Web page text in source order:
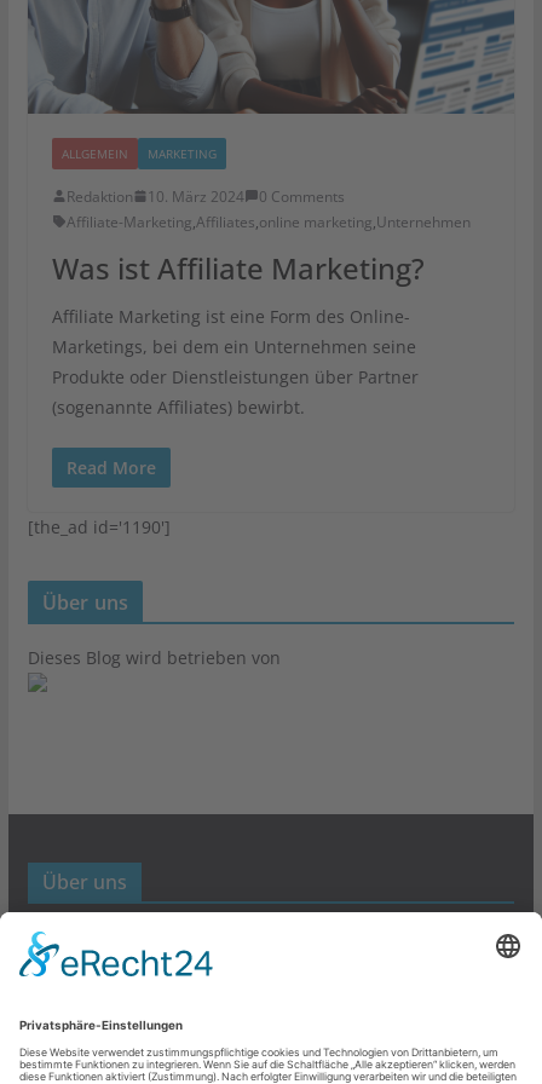
ALLGEMEIN MARKETING
Redaktion 10. März 2024
0 Comments
Affiliate-Marketing,Affiliates,online marketing,Unternehmen
Was ist Affiliate Marketing?
Affiliate Marketing ist eine Form des Online-
Marketings, bei dem ein Unternehmen seine
Produkte oder Dienstleistungen über Partner
(sogenannte Affiliates) bewirbt.
Read More
[the_ad id='1190']
Über uns
Dieses Blog wird betrieben von
Über uns
Werbund- und Marketing Blog
Links
Datenschutz
Impressum